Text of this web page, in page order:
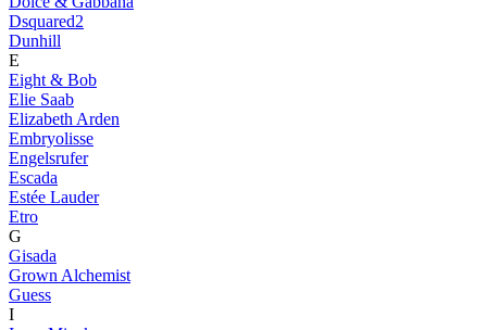
Dsquared2
Dunhill
E
Eight & Bob
Elie Saab
Elizabeth Arden
Embryolisse
Engelsrufer
Escada
Estée Lauder
Etro
G
Gisada
Grown Alchemist
Guess
I